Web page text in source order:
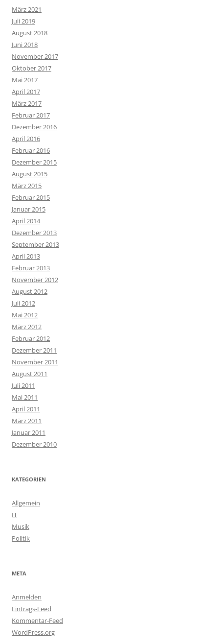
März 2021
Juli 2019
August 2018
Juni 2018
November 2017
Oktober 2017
Mai 2017
April 2017
März 2017
Februar 2017
Dezember 2016
April 2016
Februar 2016
Dezember 2015
August 2015
März 2015
Februar 2015
Januar 2015
April 2014
Dezember 2013
September 2013
April 2013
Februar 2013
November 2012
August 2012
Juli 2012
Mai 2012
März 2012
Februar 2012
Dezember 2011
November 2011
August 2011
Juli 2011
Mai 2011
April 2011
März 2011
Januar 2011
Dezember 2010
KATEGORIEN
Allgemein
IT
Musik
Politik
META
Anmelden
Eintrags-Feed
Kommentar-Feed
WordPress.org